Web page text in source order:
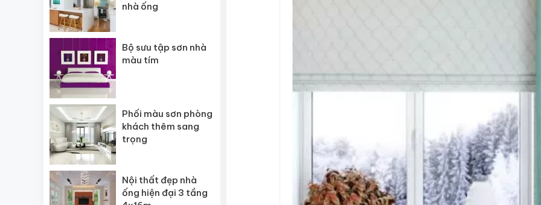
nhà ống
Bộ sưu tập sơn nhà
màu tím
Phối màu sơn phòng
khách thêm sang
trọng
Nội thất đẹp nhà
ống hiện đại 3 tầng